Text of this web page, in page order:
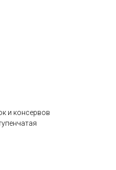
и консервов